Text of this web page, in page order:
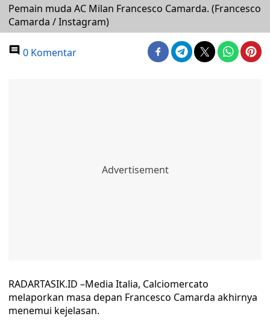
Pemain muda AC Milan Francesco Camarda. (Francesco
Camarda / Instagram)
0 Komentar
RADARTASIK.ID –Media Italia, Calciomercato
melaporkan masa depan Francesco Camarda akhirnya
menemui kejelasan.